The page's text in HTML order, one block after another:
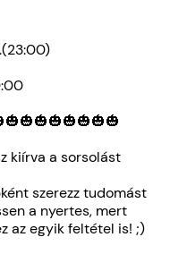
kiírva a sorsolást
szerezz tudomást
a nyertes, mert
az egyik feltétel is! ;)